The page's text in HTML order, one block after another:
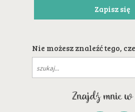
Nie możesz znaleźć tego,
Znajdź mnie w